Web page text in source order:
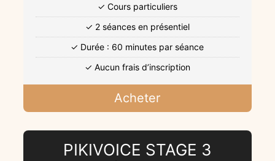
✓ Cours particuliers
✓ 2 séances en présentiel
✓ Durée : 60 minutes par séance
✓ Aucun frais d’inscription
Acheter
PIKIVOICE STAGE 3